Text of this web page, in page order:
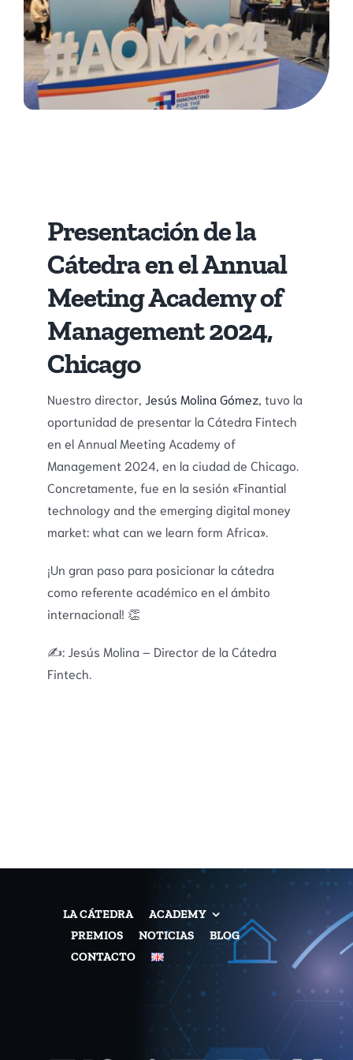
Presentación de la
Cátedra en el Annual
Meeting Academy of
Management 2024,
Chicago
Nuestro director, Jesús Molina Gómez, tuvo la
oportunidad de presentar la Cátedra Fintech
en el Annual Meeting Academy of
Management 2024, en la ciudad de Chicago.
Concretamente, fue en la sesión «Finantial
technology and the emerging digital money
market: what can we learn form Africa».
¡Un gran paso para posicionar la cátedra
como referente académico en el ámbito
internacional! 👏
✍️: Jesús Molina – Director de la Cátedra
Fintech.
LA CÁTEDRA
ACADEMY
PREMIOS
NOTICIAS
BLOG
CONTACTO